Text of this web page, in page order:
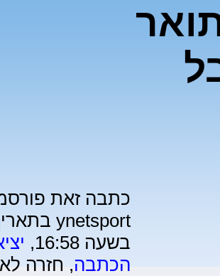
כתבה זאת
בשעה 16:58,
הכתבה, חזרה